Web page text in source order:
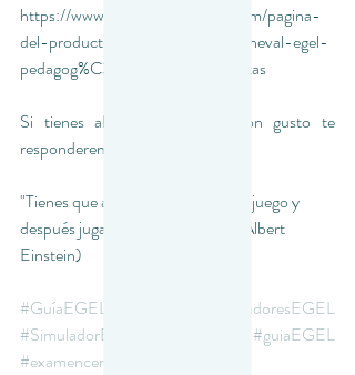
https://www.examenesceneval.com/pagina-
del-producto/primer-examen-ceneval-egel-
pedagog%C3%ADa-123-preguntas
Si tienes alguna otra duda, con gusto te
responderemos.
"Tienes que aprender las reglas del juego y
después jugar mejor que nadie." (Albert
Einstein)
#GuíaEGEL
#SimuladoresEGEL
#SimuladorEGEL
#guiaEGEL
#examenceneval